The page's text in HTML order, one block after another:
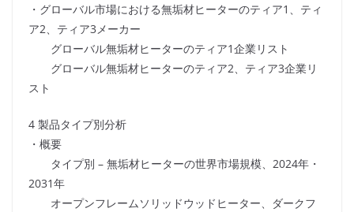
・グローバル市場における無垢材ヒーターのティア1、ティ
ア2、ティア3メーカー
グローバル無垢材ヒーターのティア1企業リスト
グローバル無垢材ヒーターのティア2、ティア3企業リ
スト
4 製品タイプ別分析
・概要
タイプ別 – 無垢材ヒーターの世界市場規模、2024年・
2031年
オープンフレームソリッドウッドヒーター、ダークフ